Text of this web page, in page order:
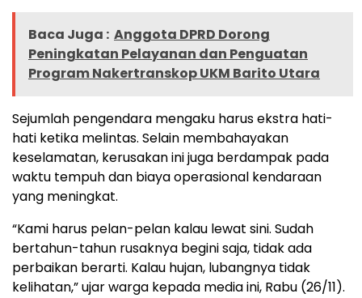
Baca Juga : Anggota DPRD Dorong
Peningkatan Pelayanan dan Penguatan
Program Nakertranskop UKM Barito Utara
Sejumlah pengendara mengaku harus ekstra hati-
hati ketika melintas. Selain membahayakan
keselamatan, kerusakan ini juga berdampak pada
waktu tempuh dan biaya operasional kendaraan
yang meningkat.
“Kami harus pelan-pelan kalau lewat sini. Sudah
bertahun-tahun rusaknya begini saja, tidak ada
perbaikan berarti. Kalau hujan, lubangnya tidak
kelihatan,” ujar warga kepada media ini, Rabu (26/11).